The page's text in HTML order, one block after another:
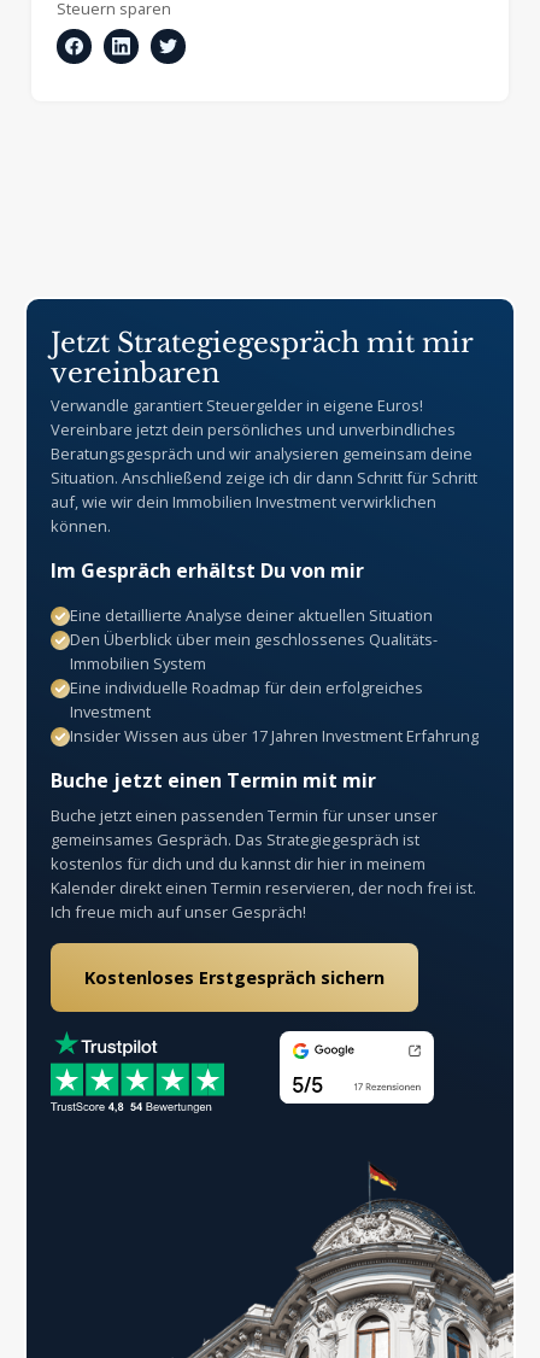
Steuern sparen
Jetzt Strategiegespräch mit mir
vereinbaren
Verwandle garantiert Steuergelder in eigene Euros!
Vereinbare jetzt dein persönliches und unverbindliches
Beratungsgespräch und wir analysieren gemeinsam deine
Situation. Anschließend zeige ich dir dann Schritt für Schritt
auf, wie wir dein Immobilien Investment verwirklichen
können.
Im Gespräch erhältst Du von mir
Eine detaillierte Analyse deiner aktuellen Situation
Den Überblick über mein geschlossenes Qualitäts-
Immobilien System
Eine individuelle Roadmap für dein erfolgreiches
Investment
Insider Wissen aus über 17 Jahren Investment Erfahrung
Buche jetzt einen Termin mit mir
Buche jetzt einen passenden Termin für unser unser
gemeinsames Gespräch. Das Strategiegespräch ist
kostenlos für dich und du kannst dir hier in meinem
Kalender direkt einen Termin reservieren, der noch frei ist.
Ich freue mich auf unser Gespräch!
Kostenloses Erstgespräch sichern